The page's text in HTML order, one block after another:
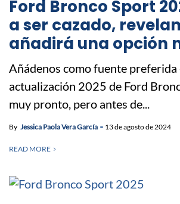
Ford Bronco Sport
a ser cazado,
añadirá una opción
Añádenos como fuente preferida
actualización 2025 de Ford
muy pronto, pero antes de...
By Jessica Paola Vera García 13 de agosto de 2024
READ MORE